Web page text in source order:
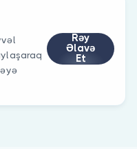
Rəy
Əlavə
Et